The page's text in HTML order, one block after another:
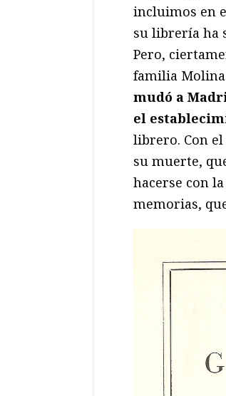
incluimos en
su librería ha
Pero,
familia
mudó a
el
librero. Con
su muerte,
hacerse con
memorias,